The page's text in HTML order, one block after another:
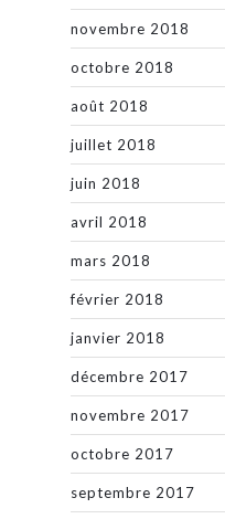
novembre 2018
octobre 2018
août 2018
juillet 2018
juin 2018
avril 2018
mars 2018
février 2018
janvier 2018
décembre 2017
novembre 2017
octobre 2017
septembre 2017